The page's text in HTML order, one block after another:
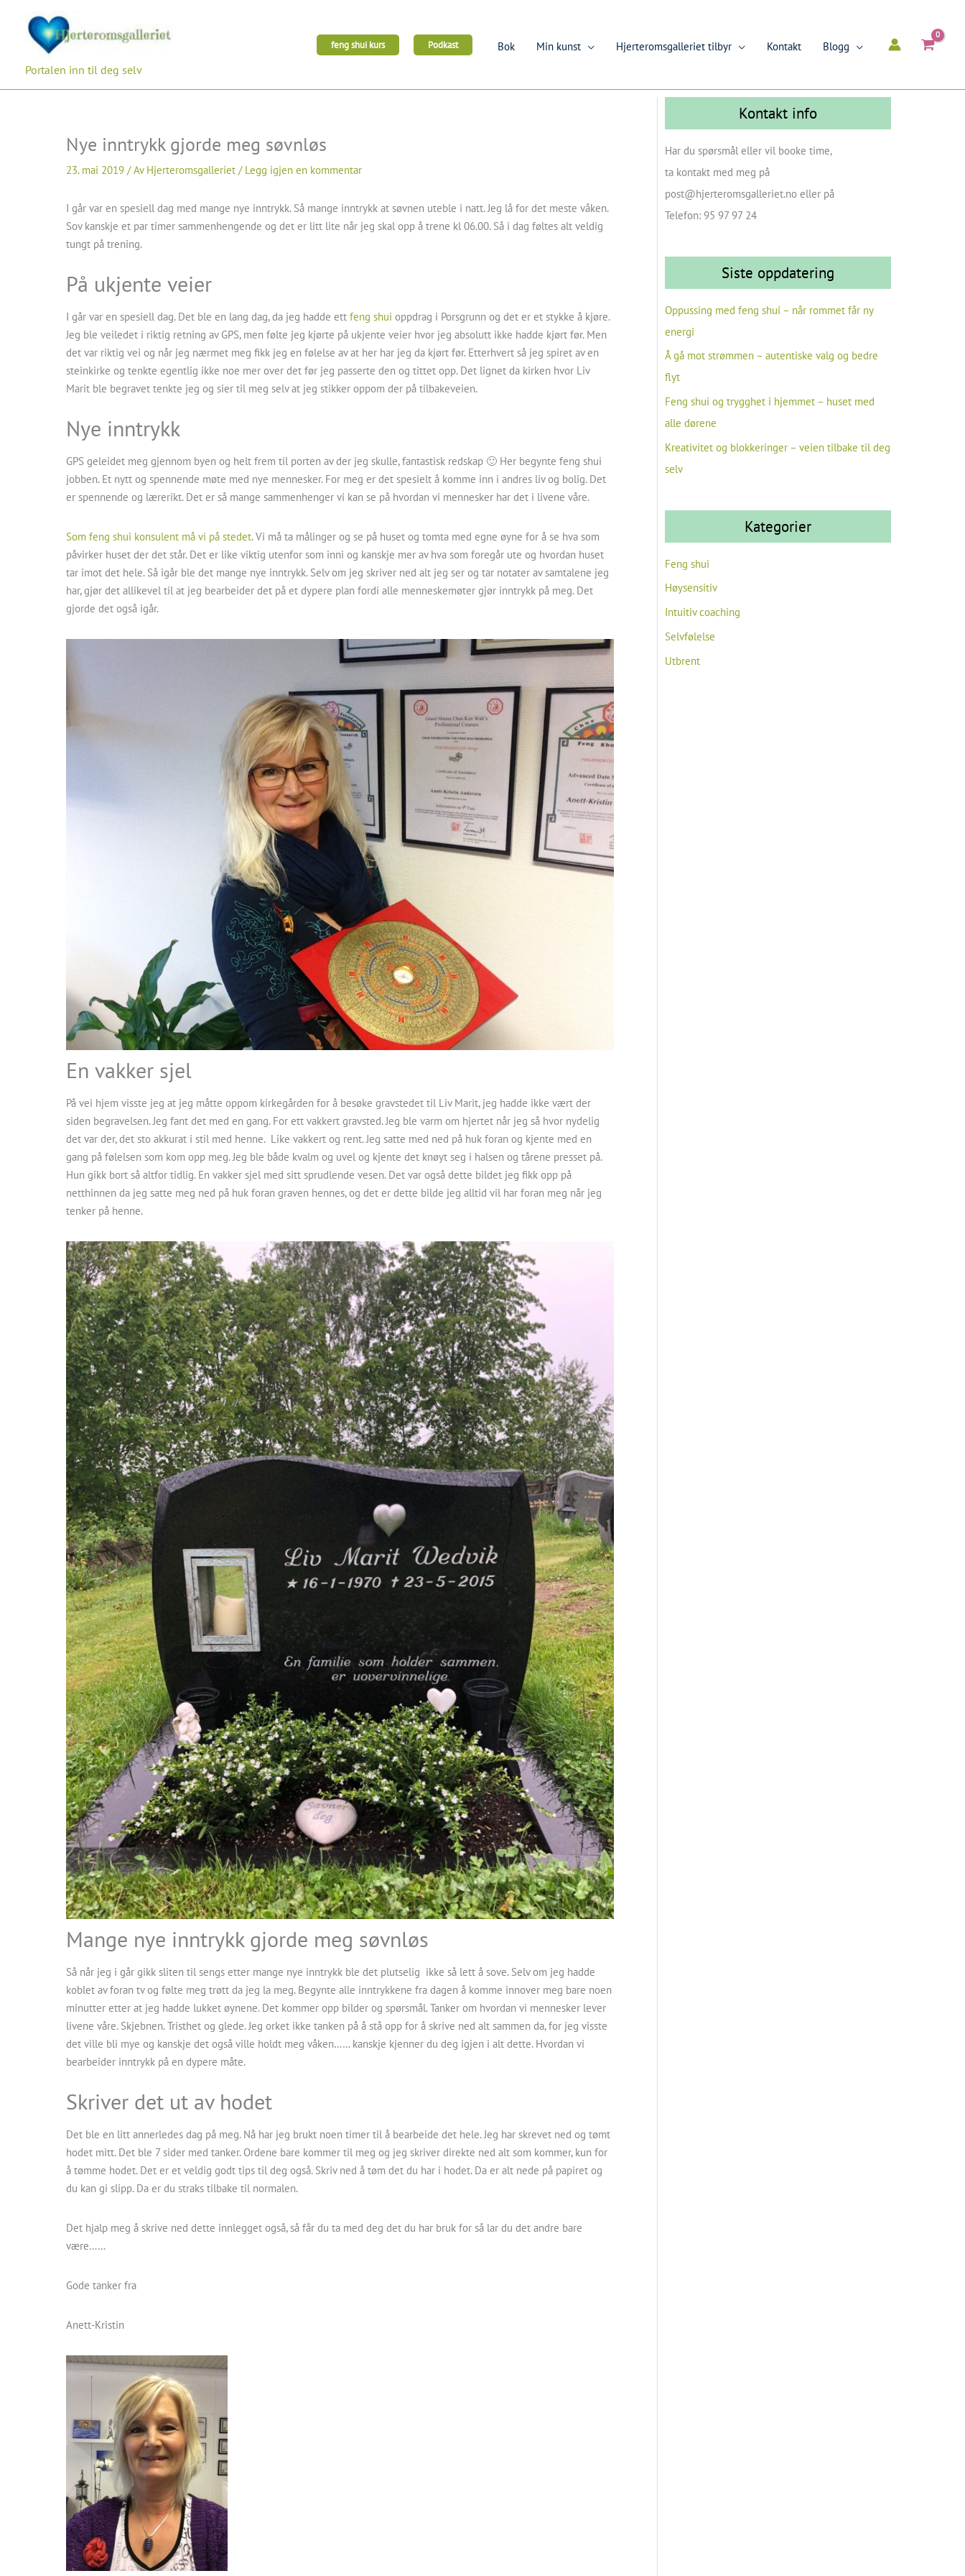
Portalen inn til deg selv
feng shui kurs Podkast Bok Min kunst Hjerteromsgalleriet tilbyr Kontakt Blogg
Nye inntrykk gjorde meg søvnløs
23. mai 2019 / Av Hjerteromsgalleriet / Legg igjen en kommentar
I går var en spesiell dag med mange nye inntrykk. Så mange inntrykk at søvnen uteble i natt. Jeg lå for det meste våken.
Sov kanskje et par timer sammenhengende og det er litt lite når jeg skal opp å trene kl 06.00. Så i dag føltes alt veldig
tungt på trening.
På ukjente veier
I går var en spesiell dag. Det ble en lang dag, da jeg hadde ett feng shui oppdrag i Porsgrunn og det er et stykke å kjøre.
Jeg ble veiledet i riktig retning av GPS, men følte jeg kjørte på ukjente veier hvor jeg absolutt ikke hadde kjørt før. Men
det var riktig vei og når jeg nærmet meg fikk jeg en følelse av at her har jeg da kjørt før. Etterhvert så jeg spiret av en
steinkirke og tenkte egentlig ikke noe mer over det før jeg passerte den og tittet opp. Det lignet da kirken hvor Liv
Marit ble begravet tenkte jeg og sier til meg selv at jeg stikker oppom der på tilbakeveien.
Nye inntrykk
GPS geleidet meg gjennom byen og helt frem til porten av der jeg skulle, fantastisk redskap 🙂 Her begynte feng shui
jobben. Et nytt og spennende møte med nye mennesker. For meg er det spesielt å komme inn i andres liv og bolig. Det
er spennende og lærerikt. Det er så mange sammenhenger vi kan se på hvordan vi mennesker har det i livene våre.
Som feng shui konsulent må vi på stedet. Vi må ta målinger og se på huset og tomta med egne øyne for å se hva som
påvirker huset der det står. Det er like viktig utenfor som inni og kanskje mer av hva som foregår ute og hvordan huset
tar imot det hele. Så igår ble det mange nye inntrykk. Selv om jeg skriver ned alt jeg ser og tar notater av samtalene jeg
har, gjør det allikevel til at jeg bearbeider det på et dypere plan fordi alle menneskemøter gjør inntrykk på meg. Det
gjorde det også igår.
En vakker sjel
På vei hjem visste jeg at jeg måtte oppom kirkegården for å besøke gravstedet til Liv Marit, jeg hadde ikke vært der
siden begravelsen. Jeg fant det med en gang. For ett vakkert gravsted. Jeg ble varm om hjertet når jeg så hvor nydelig
det var der, det sto akkurat i stil med henne. Like vakkert og rent. Jeg satte med ned på huk foran og kjente med en
gang på følelsen som kom opp meg. Jeg ble både kvalm og uvel og kjente det knøyt seg i halsen og tårene presset på.
Hun gikk bort så altfor tidlig. En vakker sjel med sitt sprudlende vesen. Det var også dette bildet jeg fikk opp på
netthinnen da jeg satte meg ned på huk foran graven hennes, og det er dette bilde jeg alltid vil har foran meg når jeg
tenker på henne.
Mange nye inntrykk gjorde meg søvnløs
Så når jeg i går gikk sliten til sengs etter mange nye inntrykk ble det plutselig ikke så lett å sove. Selv om jeg hadde
koblet av foran tv og følte meg trøtt da jeg la meg. Begynte alle inntrykkene fra dagen å komme innover meg bare noen
minutter etter at jeg hadde lukket øynene. Det kommer opp bilder og spørsmål. Tanker om hvordan vi mennesker lever
livene våre. Skjebnen. Tristhet og glede. Jeg orket ikke tanken på å stå opp for å skrive ned alt sammen da, for jeg visste
det ville bli mye og kanskje det også ville holdt meg våken…… kanskje kjenner du deg igjen i alt dette. Hvordan vi
bearbeider inntrykk på en dypere måte.
Skriver det ut av hodet
Det ble en litt annerledes dag på meg. Nå har jeg brukt noen timer til å bearbeide det hele. Jeg har skrevet ned og tømt
hodet mitt. Det ble 7 sider med tanker. Ordene bare kommer til meg og jeg skriver direkte ned alt som kommer, kun for
å tømme hodet. Det er et veldig godt tips til deg også. Skriv ned å tøm det du har i hodet. Da er alt nede på papiret og
du kan gi slipp. Da er du straks tilbake til normalen.
Det hjalp meg å skrive ned dette innlegget også, så får du ta med deg det du har bruk for så lar du det andre bare
være……
Gode tanker fra
Anett-Kristin
Kontakt info
Har du spørsmål eller vil booke time,
ta kontakt med meg på
post@hjerteromsgalleriet.no eller på
Telefon: 95 97 97 24
Siste oppdatering
Oppussing med feng shui – når rommet får ny
energi
Å gå mot strømmen – autentiske valg og bedre
flyt
Feng shui og trygghet i hjemmet – huset med
alle dørene
Kreativitet og blokkeringer – veien tilbake til deg
selv
Kategorier
Feng shui
Høysensitiv
Intuitiv coaching
Selvfølelse
Utbrent